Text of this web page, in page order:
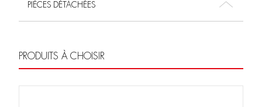
PIÈCES DÉTACHÉES
PRODUITS À CHOISIR